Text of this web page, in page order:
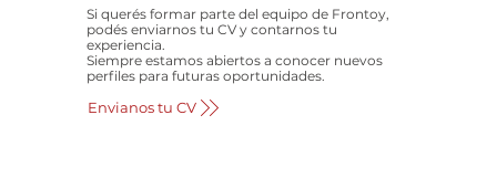
Si querés formar parte del equipo de Frontoy,
podés enviarnos tu CV y contarnos tu
experiencia.
Siempre estamos abiertos a conocer nuevos
perfiles para futuras oportunidades.
Envianos tu CV